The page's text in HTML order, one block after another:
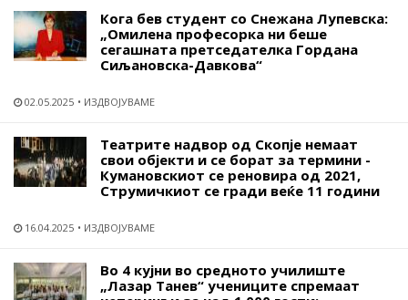
Кога бев студент со Снежана Лупевска:
„Омилена професорка ни беше
сегашната претседателка Гордана
Сиљановска-Давкова“
02.05.2025 ИЗДВОЈУВАМЕ
Театрите надвор од Скопје немаат
свои објекти и се борат за термини -
Кумановскиот се реновира од 2021,
Струмичкиот се гради веќе 11 години
16.04.2025 ИЗДВОЈУВАМЕ
Во 4 кујни во средното училиште
„Лазар Танев“ учениците спремаат